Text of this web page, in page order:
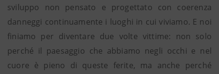
sviluppo non pensato e progettato con coerenza
danneggi continuamente i luoghi in cui viviamo. E noi
finiamo per diventare due volte vittime: non solo
perché il paesaggio che abbiamo negli occhi e nel
cuore è pieno di queste ferite, ma anche perché